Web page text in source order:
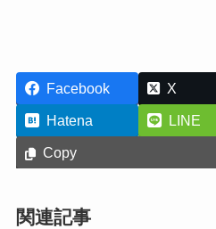
Facebook X
Hatena
LINE
Copy
関連記事